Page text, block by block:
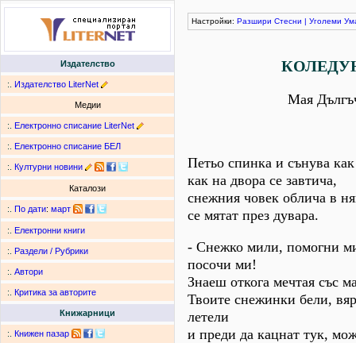
Издателство
:. Издателство LiterNet
Медии
:. Електронно списание LiterNet
:. Електронно списание БЕЛ
:. Културни новини
Каталози
:. По дати: март
:. Електронни книги
:. Раздели / Рубрики
:. Автори
:. Критика за авторите
Книжарници
:. Книжен пазар
Настройки: Разшири Стесни | Уголеми
Мая
Петьо спинка и сънува
как на двора се завтича,
снежния човек облича в
се мятат през дувара.
- Снежко мили, помогни
посочи ми!
Знаеш откога мечтая със
Твоите снежинки бели,
летели
и преди да кацнат тук,